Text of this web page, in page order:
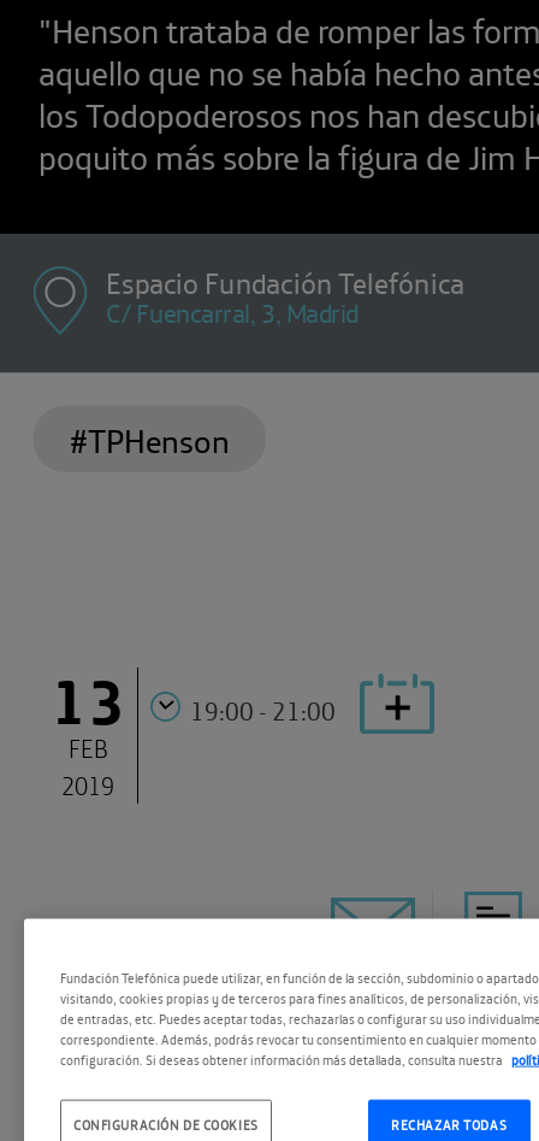
"Henson trataba de romper las
aquello que no se había hecho
los Todopoderosos nos han
poquito más sobre la figura de Jim
Espacio Fundación Telefónica
C/ Fuencarral, 3, Madrid
#TPHenson
13
FEB
2019
19:00 - 21:00
ESCUCHAR
Fundación Telefónica puede utilizar, en función de la sección, subdominio o
visitando, cookies propias y de terceros para fines analíticos, de personalización,
de entradas, etc. Puedes aceptar todas, rechazarlas o configurar su uso
correspondiente. Además, podrás revocar tu consentimiento en cualquier momento
configuración. Si deseas obtener información más detallada, consulta nuestra
RECHAZAR TODAS
CONFIGURACIÓN DE COOKIES